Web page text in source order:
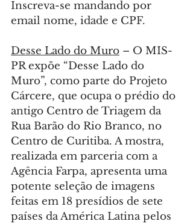
Inscreva-se mandando por
email nome, idade e CPF.
Desse Lado do Muro – O MIS-
PR expõe “Desse Lado do
Muro”, como parte do Projeto
Cárcere, que ocupa o prédio do
antigo Centro de Triagem da
Rua Barão do Rio Branco, no
Centro de Curitiba. A mostra,
realizada em parceria com a
Agência Farpa, apresenta uma
potente seleção de imagens
feitas em 18 presídios de sete
países da América Latina pelos